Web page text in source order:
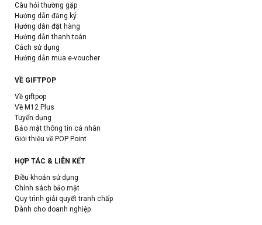
Câu hỏi thường gặp
Hướng dẫn đăng ký
Hướng dẫn đặt hàng
Hướng dẫn thanh toán
Cách sử dụng
Hướng dẫn mua e-voucher
VỀ GIFTPOP
Về giftpop
Về M12 Plus
Tuyển dụng
Bảo mật thông tin cá nhân
Giới thiệu về POP Point
HỢP TÁC & LIÊN KẾT
Điều khoản sử dụng
Chính sách bảo mật
Quy trình giải quyết tranh chấp
Dành cho doanh nghiệp